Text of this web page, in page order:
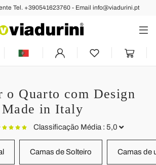
Tel. +390541623760 - Email info@viadurini.pt
o Quarto com Design
Made in Italy
Classificação Média : 5,0
Camas de Solteiro Camas de